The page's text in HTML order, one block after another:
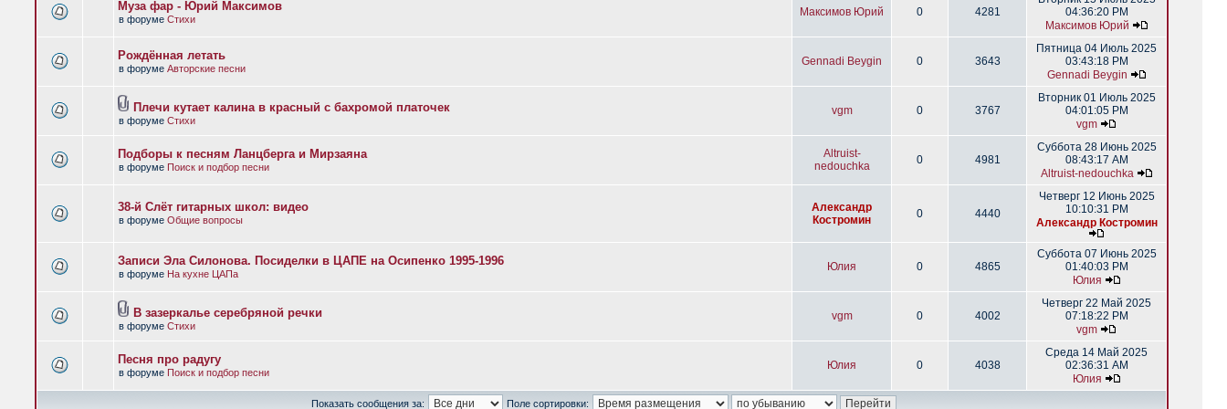
Муза фар - Юрий Максимов
в форуме Стихи
Максимов Юрий 0 4281
04:36:20 PM
Максимов Юрий
Рождённая летать
в форуме Авторские песни
Gennadi Beygin 0 3643
Пятница 04 Июль 2025
03:43:18 PM
Gennadi Beygin
Плечи кутает калина в красный с бахромой платочек
в форуме Стихи
vgm 0 3767
Вторник 01 Июль 2025
04:01:05 PM
vgm
Подборы к песням Ланцберга и Мирзаяна
в форуме Поиск и подбор песни
Altruist-
nedouchka
0 4981
Суббота 28 Июнь 2025
08:43:17 AM
Altruist-nedouchka
38-й Слёт гитарных школ: видео
в форуме Общие вопросы
Александр
Костромин
0 4440
Четверг 12 Июнь 2025
10:10:31 PM
Александр Костромин
Записи Эла Силонова. Посиделки в ЦАПЕ на Осипенко 1995-1996
в форуме На кухне ЦАПа
Юлия 0 4865
Суббота 07 Июнь 2025
01:40:03 PM
Юлия
В зазеркалье серебряной речки
в форуме Стихи
vgm 0 4002
Четверг 22 Май 2025
07:18:22 PM
vgm
Песня про радугу
в форуме Поиск и подбор песни
Юлия 0 4038
Среда 14 Май 2025
02:36:31 AM
Юлия
Показать сообщения за: Поле сортировки: